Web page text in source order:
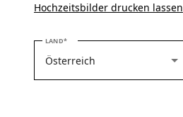
Hochzeitsbilder drucken lassen
LANDBITTE WÄHLEN SIE IHR LAND